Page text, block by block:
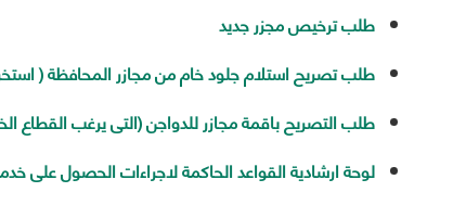
طلب ترخيص مجزر جديد
طلب تصريح استلام جلود خام من مجازر المحافظة (
طلب التصريح باقمة مجازر للدواجن (التى يرغب القطاع
لوحة ارشادية القواعد الحاكمة لاجراءات الحصول على